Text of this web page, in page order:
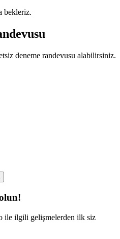
bekleriz.
deneme randevusu alabilirsiniz.
ile ilgili gelişmelerden ilk siz